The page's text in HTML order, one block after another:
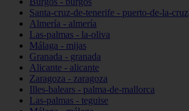
Santa-cruz-de-tenerife - puerto-de-la-cruz
Almería - almería
Las-palmas - la-oliva
Málaga - mijas
Granada - granada
Alicante - alicante
Zaragoza - zaragoza
Illes-balears - palma-de-mallorca
Las-palmas - teguise